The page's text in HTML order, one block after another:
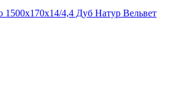
1500х170х14/4,4 Дуб Натур Вельвет